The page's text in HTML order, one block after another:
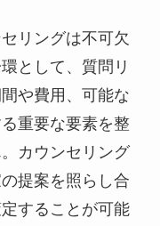
リングは不可欠
として、質問リ
や費用、可能な
重要な要素を整
カウンセリング
提案を照らし合
することが可能